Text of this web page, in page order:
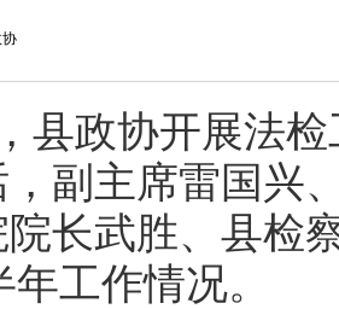
县政协开展法
，副主席雷国兴
长武胜、县检
工作情况。